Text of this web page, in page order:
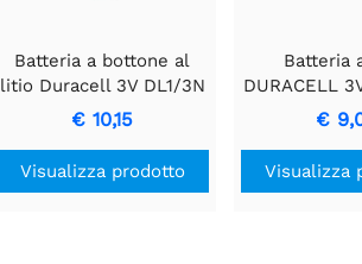
Batteria a bottone al
litio Duracell 3V DL1/3N
CR11108
€ 10,15
Visualizza prodotto
Batteria
DURACELL
CR17335
€
Visualizza